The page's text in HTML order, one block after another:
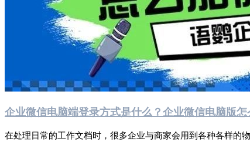
企业微信电脑端登录方式是什么？企业微信电脑版怎
在处理日常的工作文档时，很多企业与商家会用到各种各样的